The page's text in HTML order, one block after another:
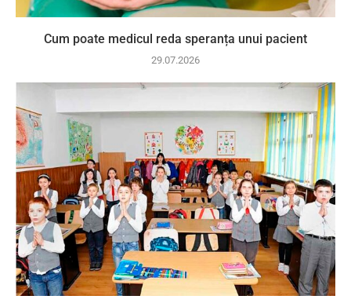
Cum poate medicul reda speranța unui pacient
29.07.2026